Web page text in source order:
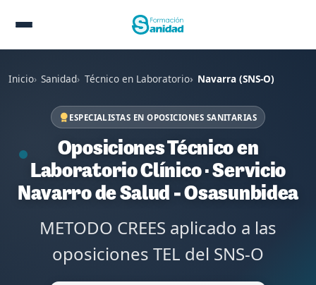
Inicio Sanidad Técnico en Laboratorio Navarra (SNS-O)
ESPECIALISTAS EN OPOSICIONES SANITARIAS
Oposiciones Técnico en
Laboratorio Clínico · Servicio
Navarro de Salud - Osasunbidea
METODO CREES aplicado a las
oposiciones TEL del SNS-O